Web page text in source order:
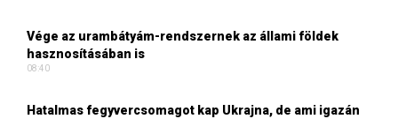
Vége az urambátyám-rendszernek az állami földek
hasznosításában is
08:40
Hatalmas fegyvercsomagot kap Ukrajna, de ami igazán